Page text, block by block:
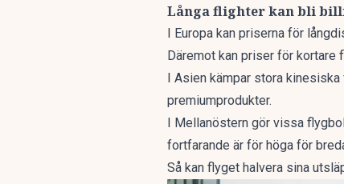
Långa flighter kan bli
I Europa kan priserna för
Däremot kan priser för kortare
I Asien kämpar stora
premiumprodukter.
I Mellanöstern gör vissa
fortfarande är för höga för
Så kan flyget halvera sina